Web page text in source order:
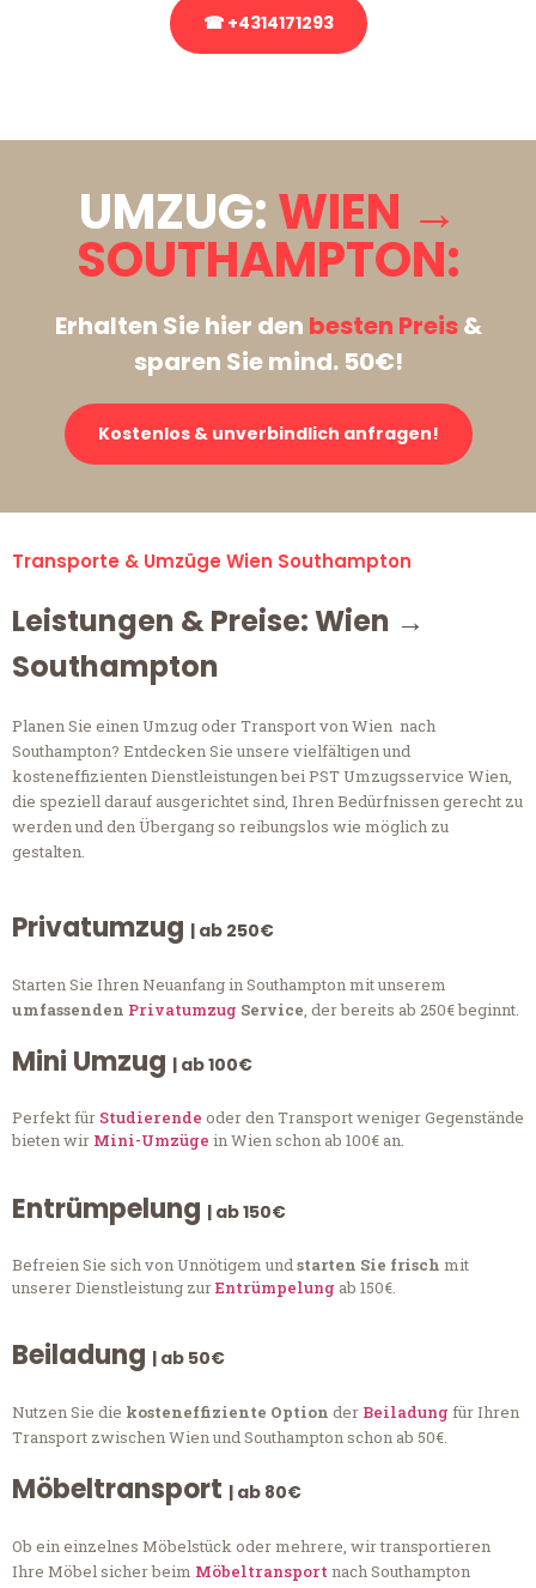
☎ +4314171293
UMZUG:WIEN →
SOUTHAMPTON:
Erhalten Sie hier den besten Preis&
sparen Sie mind. 50€!
Kostenlos & unverbindlich anfragen!
Transporte & Umzüge Wien Southampton
Leistungen & Preise: Wien →
Southampton
Planen Sie einen Umzug oder Transport von Wien nach
Southampton? Entdecken Sie unsere vielfältigen und
kosteneffizienten Dienstleistungen bei PST Umzugsservice Wien,
die speziell darauf ausgerichtet sind, Ihren Bedürfnissen gerecht zu
werden und den Übergang so reibungslos wie möglich zu
gestalten.
Privatumzug | ab 250€
Starten Sie Ihren Neuanfang in Southampton mit unserem
umfassenden Privatumzug Service, der bereits ab 250€ beginnt.
Mini Umzug | ab 100€
Perfekt für Studierende oder den Transport weniger Gegenstände
bieten wir Mini-Umzüge in Wien schon ab 100€ an.
Entrümpelung | ab 150€
Befreien Sie sich von Unnötigem undstarten Sie frisch mit
unserer Dienstleistung zurEntrümpelung ab 150€.
Beiladung | ab 50€
Nutzen Sie die kosteneffiziente Option der Beiladung für Ihren
Transport zwischen Wien und Southampton schon ab 50€.
Möbeltransport | ab 80€
Ob ein einzelnes Möbelstück oder mehrere, wir transportieren
Ihre Möbel sicher beim Möbeltransportnach Southampton